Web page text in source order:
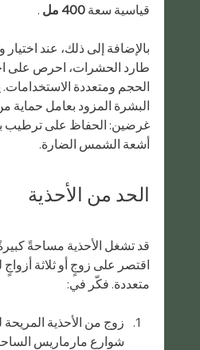
قياسية سعة 400 مل .
بالإضافة إلى ذلك، عند
طارد الحشرات، احرص على
الحجم ومتعددة
البشرة المزود بعامل
غرضين: الحفاظ على ترطيب
أشعة الشمس الضارة.
الحد من الأحذية
قد تشغل الأحذية مساحةً
اقتصر على زوجٍ أو ثلاثة
متعددة. فكّر في:
زوج من الأحذية
شوارع مارماريس